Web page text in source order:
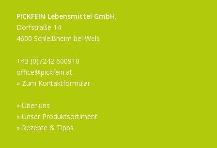
PICKFEIN Lebensmittel GmbH.
Dorfstraße 14
4600 Schleißheim bei Wels
+43 (0)7242 600910
office@pickfein.at
» Zum Kontaktformular
» Über uns
» Unser Produktsortiment
» Rezepte & Tipps